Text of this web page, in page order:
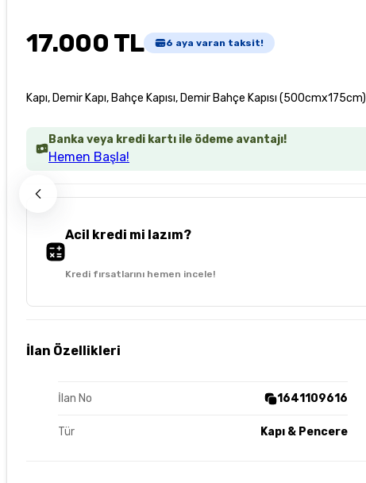
17.000 TL 6 aya varan taksit!
Kapı, Demir Kapı, Bahçe Kapısı, Demir Bahçe Kapısı (500cmx175cm)
Banka veya kredi kartı ile ödeme avantajı!
Hemen Başla!
Acil kredi mi lazım?
Kredi fırsatlarını hemen incele!
İlan Özellikleri
İlan No 1641109616
Tür Kapı & Pencere